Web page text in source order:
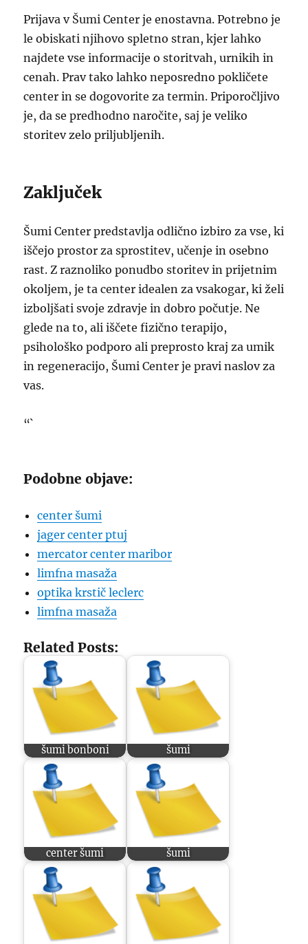
Prijava v Šumi Center je enostavna. Potrebno je
le obiskati njihovo spletno stran, kjer lahko
najdete vse informacije o storitvah, urnikih in
cenah. Prav tako lahko neposredno pokličete
center in se dogovorite za termin. Priporočljivo
je, da se predhodno naročite, saj je veliko
storitev zelo priljubljenih.
Zaključek
Šumi Center predstavlja odlično izbiro za vse, ki
iščejo prostor za sprostitev, učenje in osebno
rast. Z raznoliko ponudbo storitev in prijetnim
okoljem, je ta center idealen za vsakogar, ki želi
izboljšati svoje zdravje in dobro počutje. Ne
glede na to, ali iščete fizično terapijo,
psihološko podporo ali preprosto kraj za umik
in regeneracijo, Šumi Center je pravi naslov za
vas.
“`
Podobne objave:
center šumi
jager center ptuj
mercator center maribor
limfna masaža
optika krstič leclerc
limfna masaža
Related Posts:
šumi bonboni šumi
center šumi šumi